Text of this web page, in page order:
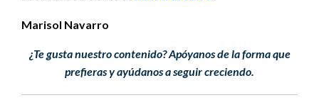
Marisol Navarro
¿Te gusta nuestro contenido? Apóyanos de la forma que
prefieras y ayúdanos a seguir creciendo.